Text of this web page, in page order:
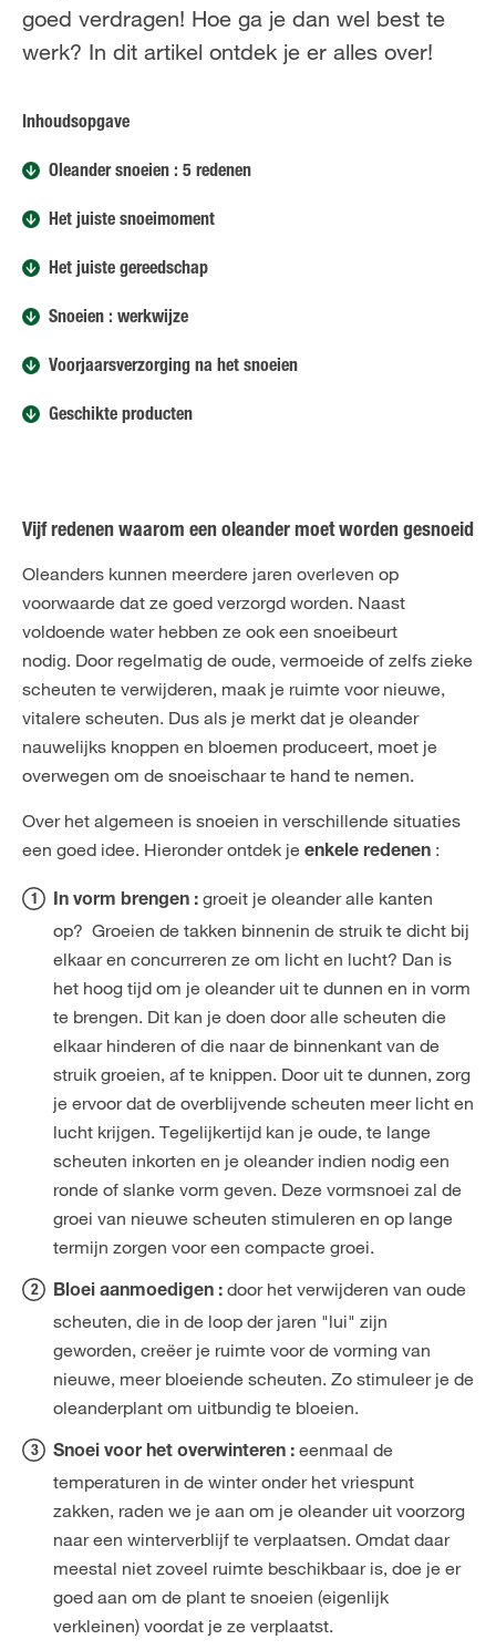
goed verdragen! Hoe ga je dan wel best te
werk? In dit artikel ontdek je er alles over!
Inhoudsopgave
Oleander snoeien : 5 redenen
Het juiste snoeimoment
Het juiste gereedschap
Snoeien : werkwijze
Voorjaarsverzorging na het snoeien
Geschikte producten
Vijf redenen waarom een oleander moet worden gesnoeid
Oleanders kunnen meerdere jaren overleven op
voorwaarde dat ze goed verzorgd worden. Naast
voldoende water hebben ze ook een snoeibeurt
nodig. Door regelmatig de oude, vermoeide of zelfs zieke
scheuten te verwijderen, maak je ruimte voor nieuwe,
vitalere scheuten. Dus als je merkt dat je oleander
nauwelijks knoppen en bloemen produceert, moet je
overwegen om de snoeischaar te hand te nemen.
Over het algemeen is snoeien in verschillende situaties
een goed idee. Hieronder ontdek je enkele redenen :
In vorm brengen : groeit je oleander alle kanten
op? Groeien de takken binnenin de struik te dicht bij
elkaar en concurreren ze om licht en lucht? Dan is
het hoog tijd om je oleander uit te dunnen en in vorm
te brengen. Dit kan je doen door alle scheuten die
elkaar hinderen of die naar de binnenkant van de
struik groeien, af te knippen. Door uit te dunnen, zorg
je ervoor dat de overblijvende scheuten meer licht en
lucht krijgen. Tegelijkertijd kan je oude, te lange
scheuten inkorten en je oleander indien nodig een
ronde of slanke vorm geven. Deze vormsnoei zal de
groei van nieuwe scheuten stimuleren en op lange
termijn zorgen voor een compacte groei.
Bloei aanmoedigen : door het verwijderen van oude
scheuten, die in de loop der jaren "lui" zijn
geworden, creëer je ruimte voor de vorming van
nieuwe, meer bloeiende scheuten. Zo stimuleer je de
oleanderplant om uitbundig te bloeien.
Snoei voor het overwinteren : eenmaal de
temperaturen in de winter onder het vriespunt
zakken, raden we je aan om je oleander uit voorzorg
naar een winterverblijf te verplaatsen. Omdat daar
meestal niet zoveel ruimte beschikbaar is, doe je er
goed aan om de plant te snoeien (eigenlijk
verkleinen) voordat je ze verplaatst.